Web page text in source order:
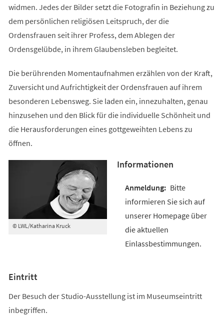
widmen. Jedes der Bilder setzt die Fotografin in Beziehung zu
dem persönlichen religiösen Leitspruch, der die
Ordensfrauen seit ihrer Profess, dem Ablegen der
Ordensgelübde, in ihrem Glaubensleben begleitet.
Die berührenden Momentaufnahmen erzählen von der Kraft,
Zuversicht und Aufrichtigkeit der Ordensfrauen auf ihrem
besonderen Lebensweg. Sie laden ein, innezuhalten, genau
hinzusehen und den Blick für die individuelle Schönheit und
die Herausforderungen eines gottgeweihten Lebens zu
öffnen.
© LWL/Katharina Kruck
Informationen
Bitte
informieren Sie sich auf
unserer Homepage über
die aktuellen
Einlassbestimmungen.
Eintritt
Der Besuch der Studio-Ausstellung ist im Museumseintritt
inbegriffen.